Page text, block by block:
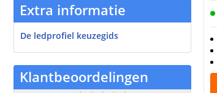
Extra informatie
De ledprofiel keuzegids
Klantbeoordelingen